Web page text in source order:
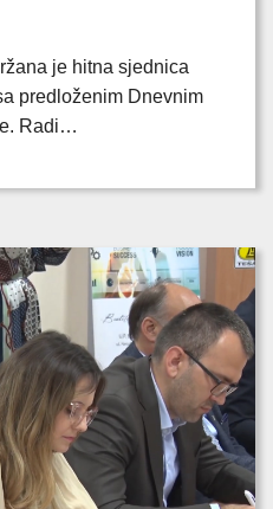
je hitna sjednica
predloženim Dnevnim
Radi…